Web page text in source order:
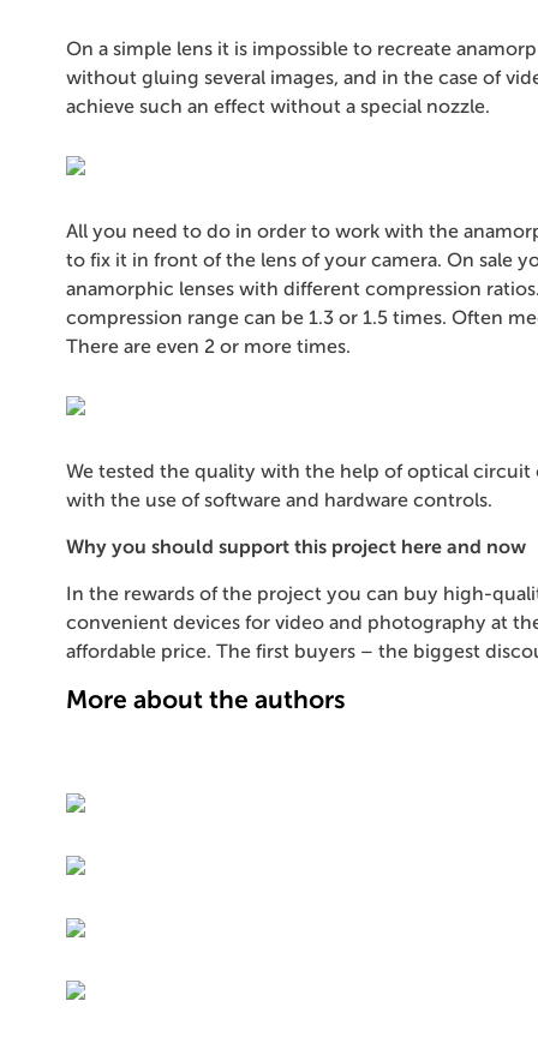
On a simple lens it is impossible to recreate
without gluing several images, and in the case of
achieve such an effect without a special nozzle.
All you need to do in order to work with the
to fix it in front of the lens of your camera. On sale
anamorphic lenses with different compression
compression range can be 1.3 or 1.5 times. Often
There are even 2 or more times.
We tested the quality with the help of optical circuit
with the use of software and hardware controls.
Why you should support this project here and now
In the rewards of the project you can buy high-
convenient devices for video and photography at
affordable price. The first buyers – the biggest
More about the authors